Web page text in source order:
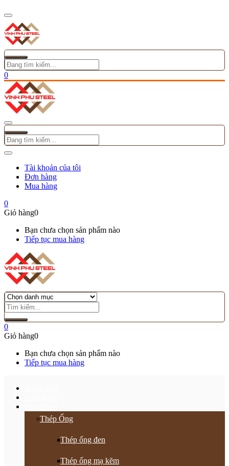
0
Tài khoản của tôi
Đơn hàng
Mua hàng
0
Giỏ hàng0
Bạn chưa chọn sản phẩm nào
Tiếp tục mua hàng
0
Giỏ hàng0
Bạn chưa chọn sản phẩm nào
Tiếp tục mua hàng
Thép Ống
Thép ống đen
Thép ống mạ kẽm